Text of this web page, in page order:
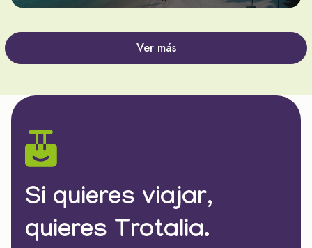
Ver más
Si quieres viajar,
quieres Trotalia.